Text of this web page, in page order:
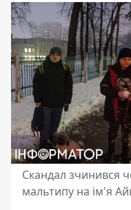
Скандал зчинився
мальтипу на ім'я